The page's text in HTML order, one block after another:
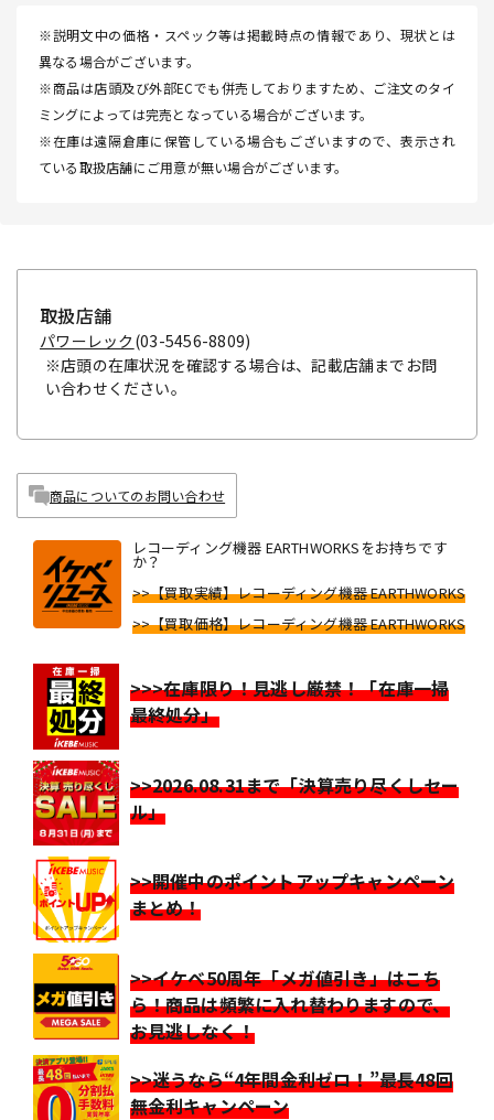
※説明文中の価格・スペック等は掲載時点の情報であり、現状とは
異なる場合がございます。
※商品は店頭及び外部ECでも併売しておりますため、ご注文のタイ
ミングによっては完売となっている場合がございます。
※在庫は遠隔倉庫に保管している場合もございますので、表示され
ている取扱店舗にご用意が無い場合がございます。
取扱店舗
パワーレック (03-5456-8809)
※店頭の在庫状況を確認する場合は、記載店舗までお問
い合わせください。
商品についてのお問い合わせ
レコーディング機器 EARTHWORKSをお持ちです
か？
>>【買取実績】レコーディング機器 EARTHWORKS
>>【買取価格】レコーディング機器 EARTHWORKS
>>>在庫限り！見逃し厳禁！「在庫一掃
最終処分」
>>2026.08.31まで「決算売り尽くしセー
ル」
>>開催中のポイントアップキャンペーン
まとめ！
>>イケベ50周年「メガ値引き」はこち
ら！商品は頻繁に入れ替わりますので、
お見逃しなく！
>>迷うなら“4年間金利ゼロ！”最長48回
無金利キャンペーン